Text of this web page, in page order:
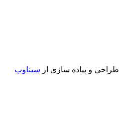
طراحی و پیاده سازی از سیناوب